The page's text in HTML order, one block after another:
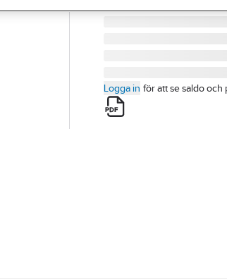
Logga in för att se saldo och